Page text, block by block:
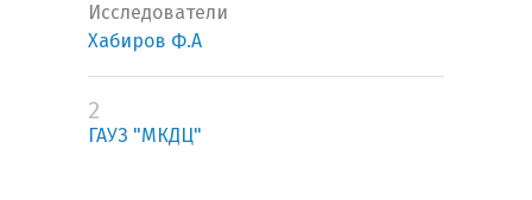
Исследователи
Хабиров Ф.А
2
ГАУЗ "МКДЦ"